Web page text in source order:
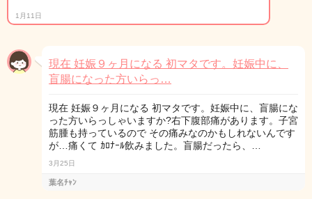
1月11日
現在 妊娠９ヶ月になる 初マタです。妊娠中に、
盲腸になった方いらっ…
現在 妊娠９ヶ月になる 初マタです。妊娠中に、盲腸にな
った方いらっしゃいますか?右下腹部痛があります。子宮
筋腫も持っているので その痛みなのかもしれないんです
が…痛くて ｶﾛﾅｰﾙ飲みました。盲腸だったら、…
3月25日
葉名ﾁｬﾝ